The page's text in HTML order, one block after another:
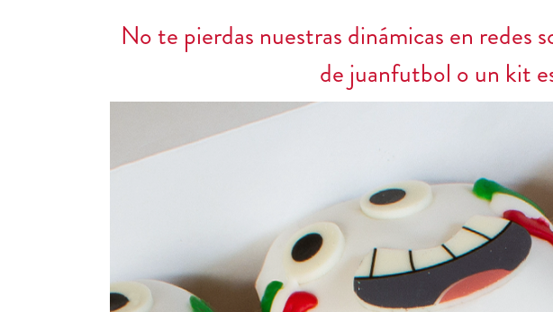
No te pierdas nuestras dinámicas en redes
de juanfutbol o un kit